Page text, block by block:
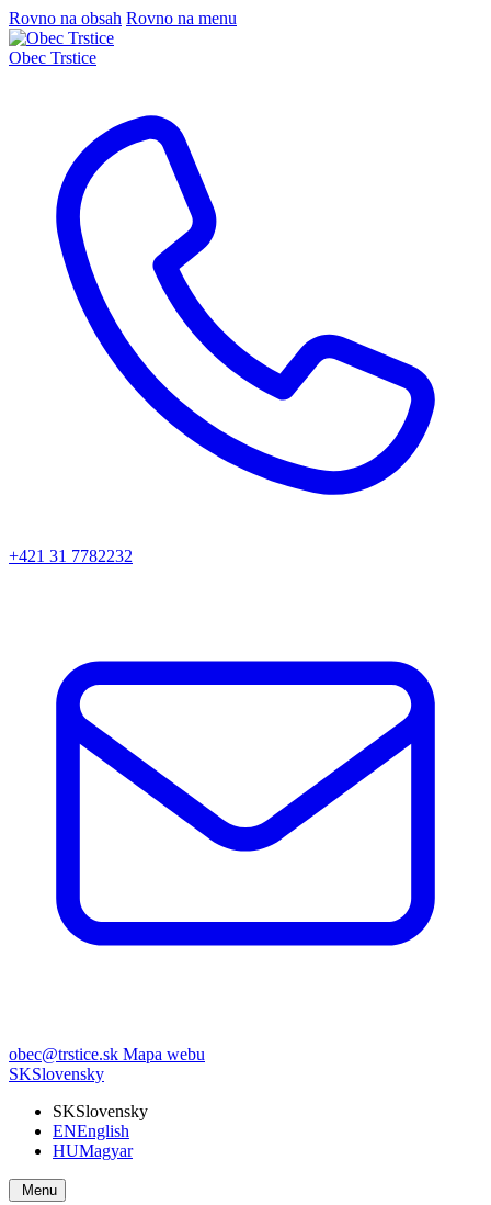
Rovno na obsah Rovno na menu
Obec Trstice
+421 31 7782232
obec@trstice.sk Mapa webu
SKSlovensky
SKSlovensky
ENEnglish
HUMagyar
Menu